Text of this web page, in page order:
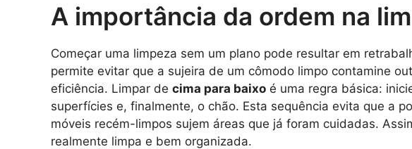
A importância da ordem na
Começar uma limpeza sem um plano pode resultar em
permite evitar que a sujeira de um cômodo limpo contamine
eficiência. Limpar de cima para baixo é uma regra básica:
superfícies e, finalmente, o chão. Esta sequência evita que a
móveis recém-limpos sujem áreas que já foram cuidadas.
realmente limpa e bem organizada.